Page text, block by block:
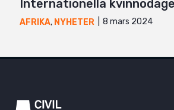
Internationella
AFRIKA, NYHETER 8 mars 2024